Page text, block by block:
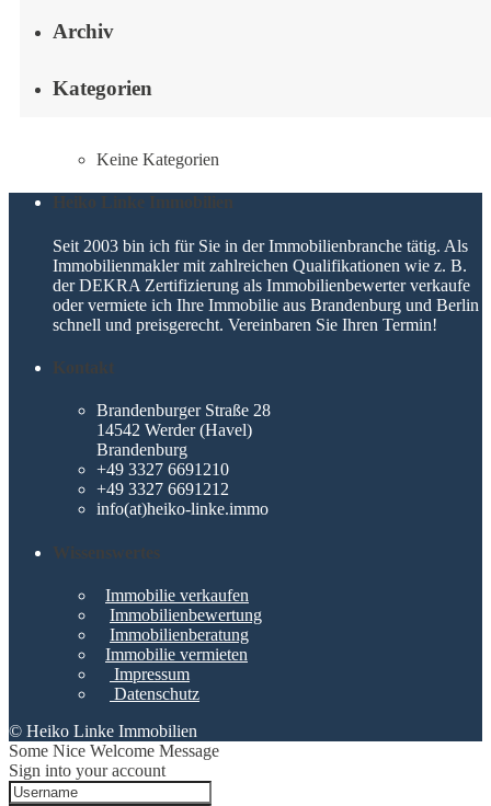
Archiv
Kategorien
Keine Kategorien
Heiko Linke Immobilien
Seit 2003 bin ich für Sie in der Immobilienbranche tätig. Als
Immobilienmakler mit zahlreichen Qualifikationen wie z. B.
der DEKRA Zertifizierung als Immobilienbewerter verkaufe
oder vermiete ich Ihre Immobilie aus Brandenburg und Berlin
schnell und preisgerecht. Vereinbaren Sie Ihren Termin!
Kontakt
Brandenburger Straße 28
14542 Werder (Havel)
Brandenburg
+49 3327 6691210
+49 3327 6691212
info(at)heiko-linke.immo
Wissenswertes
Immobilie verkaufen
Immobilienbewertung
Immobilienberatung
Immobilie vermieten
Impressum
Datenschutz
© Heiko Linke Immobilien
Some Nice Welcome Message
Sign into your account